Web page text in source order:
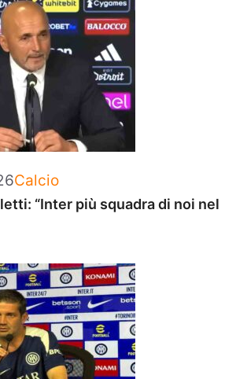
Categorie
Calcio
“Inter più squadra di noi nel